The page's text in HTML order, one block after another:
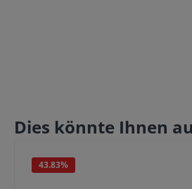
Dies könnte Ihnen
43.83%